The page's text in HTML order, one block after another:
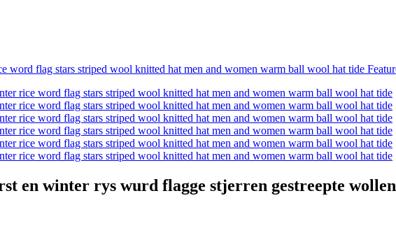
en winter rys wurd flagge stjerren gestreepte